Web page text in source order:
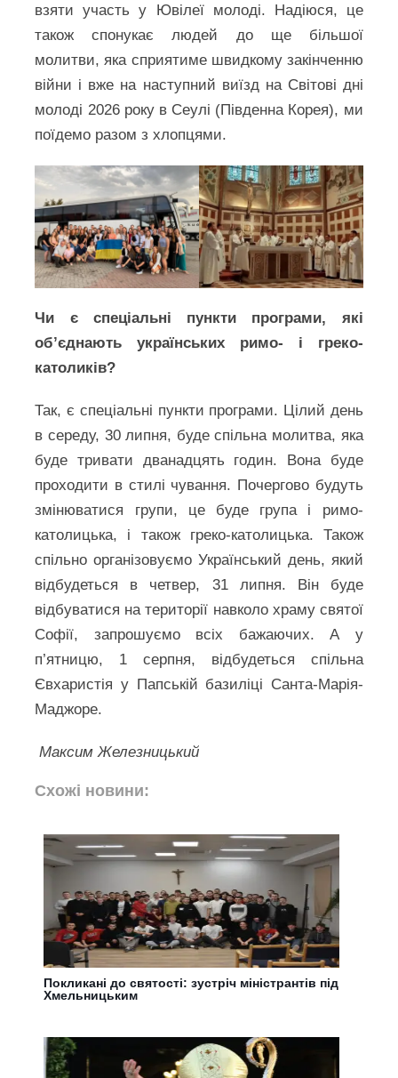
взяти участь у Ювілеї молоді. Надіюся, це
також спонукає людей до ще більшої
молитви, яка сприятиме швидкому закінченню
війни і вже на наступний виїзд на Світові дні
молоді 2026 року в Сеулі (Південна Корея), ми
поїдемо разом з хлопцями.
Чи є спеціальні пункти програми, які
об’єднають українських римо- і греко-
католиків?
Так, є спеціальні пункти програми. Цілий день
в середу, 30 липня, буде спільна молитва, яка
буде тривати дванадцять годин. Вона буде
проходити в стилі чування. Почергово будуть
змінюватися групи, це буде група і римо-
католицька, і також греко-католицька. Також
спільно організовуємо Український день, який
відбудеться в четвер, 31 липня. Він буде
відбуватися на території навколо храму святої
Софії, запрошуємо всіх бажаючих. А у
п’ятницю, 1 серпня, відбудеться спільна
Євхаристія у Папській базиліці Санта-Марія-
Маджоре.
Максим Железницький
Схожі новини:
Покликані до святості: зустріч міністрантів під
Хмельницьким